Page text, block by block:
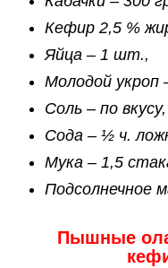
Кефир 2,5 %
Яйца – 1 шт.,
Молодой укроп
Соль – по вкусу,
Сода – ½ ч.
Мука – 1,5
Подсолнечное
Пышные